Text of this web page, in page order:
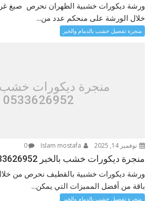
ورشة ديكورات خشبية الظهران نحرص صبغ
خلال الورشة على منحكم عدد من...
منجرة تفصيل خشب بالدمام والخبر
منجرة ديكورات خشب
0533626952
نوفمبر 14, 2025 0
منجرة ديكورات خشب بالخبر 0533626952
ورشة ديكورات خشبية بالقطيف نحرص من
باقة من أفضل المميزات التي يمكن...
منجرة تفصيل خشب بالدمام والخبر